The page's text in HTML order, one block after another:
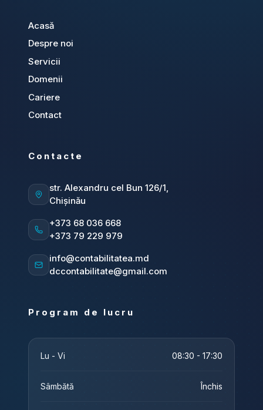
Acasă
Despre noi
Servicii
Domenii
Cariere
Contact
Contacte
str. Alexandru cel Bun 126/1,
Chișinău
+373 68 036 668
+373 79 229 979
info@contabilitatea.md
dccontabilitate@gmail.com
Program de lucru
Lu - Vi 08:30 - 17:30
Sâmbătă Închis